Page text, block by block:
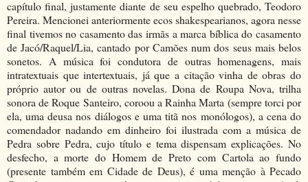
capítulo final, justamente diante de seu espelho quebrado, Teodoro
Pereira. Mencionei anteriormente ecos shakespearianos, agora nesse
final tivemos no casamento das irmãs a marca bíblica do casamento
de Jacó/Raquel/Lia, cantado por Camões num dos seus mais belos
sonetos. A música foi condutora de outras homenagens, mais
intratextuais que intertextuais, já que a citação vinha de obras do
próprio autor ou de outras novelas. Dona de Roupa Nova, trilha
sonora de Roque Santeiro, coroou a Rainha Marta (sempre torci por
ela, uma deusa nos diálogos e uma titã nos monólogos), a cena do
comendador nadando em dinheiro foi ilustrada com a música de
Pedra sobre Pedra, cujo título e tema dispensam explicações. No
desfecho, a morte do Homem de Preto com Cartola ao fundo
(presente também em Cidade de Deus), é uma menção à Pecado